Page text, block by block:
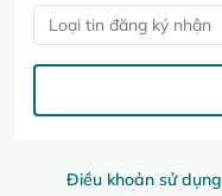
Điều khoản sử dụng
Loại tin đăng ký nhận